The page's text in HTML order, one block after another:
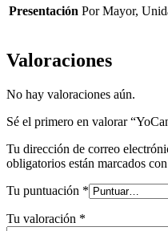
Presentación Por Mayor,
Valoraciones
No hay valoraciones aún.
Sé el primero en valorar
Tu dirección de correo
obligatorios están marcados con
Tu puntuación *
Tu valoración *